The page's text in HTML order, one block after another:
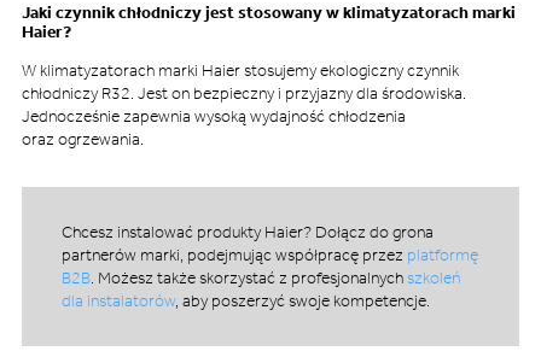
Jaki czynnik chłodniczy jest stosowany w klimatyzatorach marki
Haier?
W klimatyzatorach marki Haier stosujemy ekologiczny czynnik
chłodniczy R32. Jest on bezpieczny i przyjazny dla środowiska.
Jednocześnie zapewnia wysoką wydajność chłodzenia
oraz ogrzewania.
Chcesz instalować produkty Haier? Dołącz do grona
partnerów marki, podejmując współpracę przez platformę
B2B. Możesz także skorzystać z profesjonalnychszkoleń
dla instalatorów, aby poszerzyć swoje kompetencje.